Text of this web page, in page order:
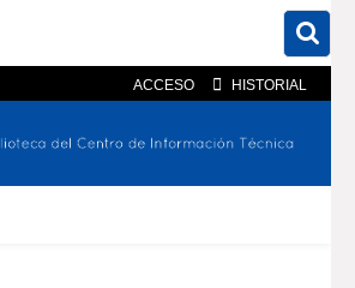
ACCESO HISTORIAL
En el catálogo En el sitio